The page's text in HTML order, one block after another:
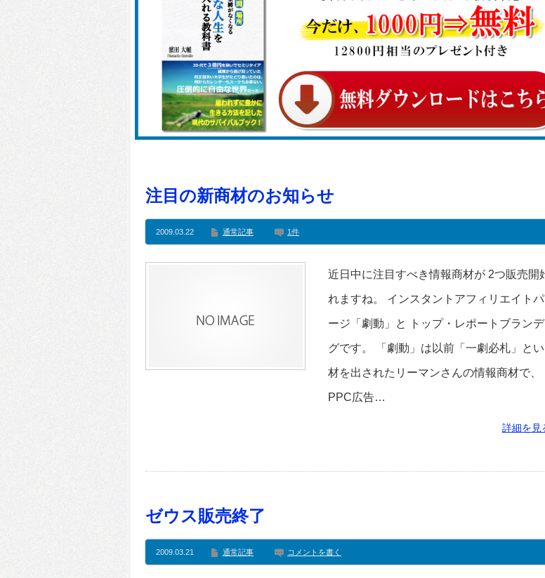
注目の新商材のお知らせ
2009.03.22 通常記事 1件
近日中に注目すべき情報商材が 2つ販売開
れますね。 インスタントアフィリエイト
ージ「劇動」と トップ・レポートブラン
グです。 「劇動」は以前「一劇必札」と
材を出されたリーマンさんの情報商材で、
PPC広告…
詳細を見
ゼウス販売終了
2009.03.21 通常記事 コメントを書く